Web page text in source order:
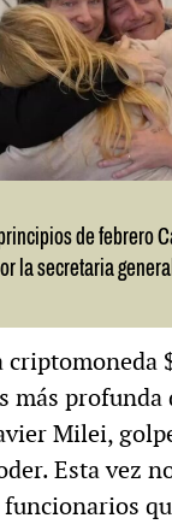
de febrero
la secretaria
criptomoneda
más profunda
Milei,
Esta vez